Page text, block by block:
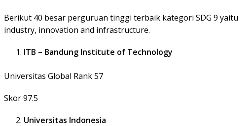
Berikut 40 besar perguruan tinggi terbaik kategori SDG 9 yaitu
industry, innovation and infrastructure.
ITB – Bandung Institute of Technology
Universitas Global Rank 57
Skor 97.5
Universitas Indonesia